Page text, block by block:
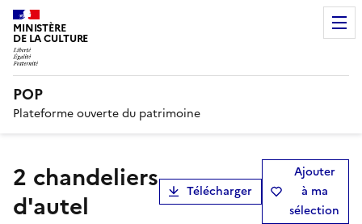
MINISTÈRE
DE LA CULTURE
POP
Plateforme ouverte du patrimoine
2 chandeliers
d'autel
Télécharger
Ajouter
à ma
sélection